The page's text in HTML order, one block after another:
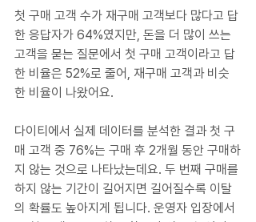
첫 구매 고객 수가 재구매 고객보다 많다고 답
한 응답자가 64%였지만, 돈을 더 많이 쓰는
고객을 묻는 질문에서 첫 구매 고객이라고 답
한 비율은 52%로 줄어, 재구매 고객과 비슷
한 비율이 나왔어요.
다이티에서 실제 데이터를 분석한 결과 첫 구
매 고객 중 76%는 구매 후 2개월 동안 구매하
지 않는 것으로 나타났는데요. 두 번째 구매를
하지 않는 기간이 길어지면 길어질수록 이탈
의 확률도 높아지게 됩니다. 운영자 입장에서